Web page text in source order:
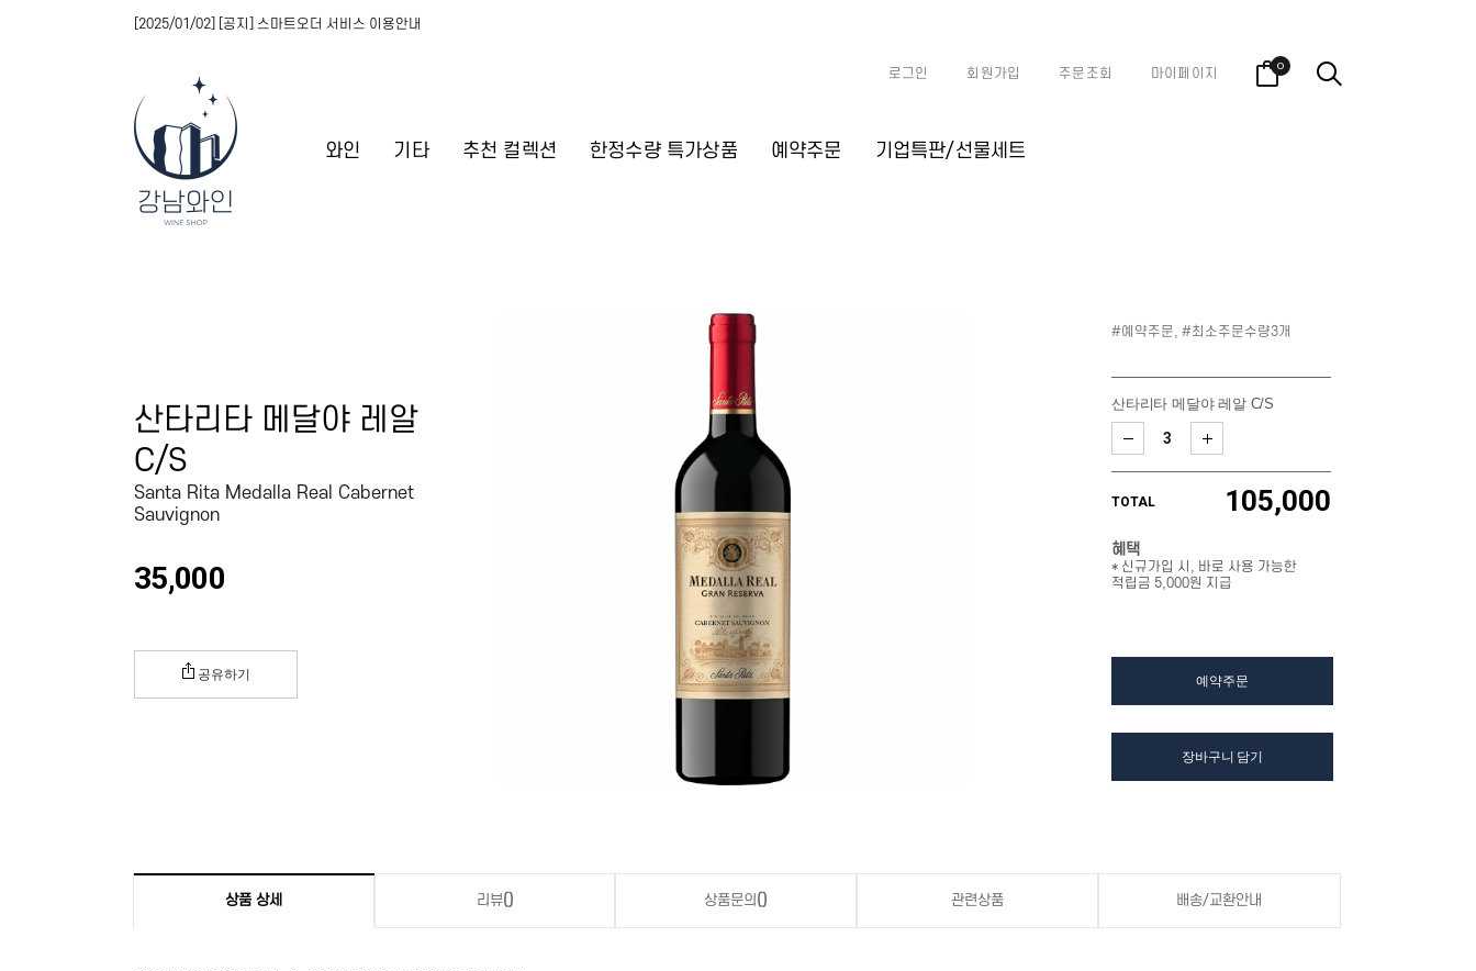
와인 기타 추천 컬렉션 한정수량 특가상품 예약주문 기업특판/선물세트
[2025/01/02] [공지] 스마트오더 서비스 이용안내
로그인 회원가입 주문조회 마이페이지 0
산타리타 메달야 레알
C/S
Santa Rita Medalla Real Cabernet
Sauvignon
35,000
공유하기
#예약주문, #최소주문수량3개
산타리타 메달야 레알 C/S
TOTAL 105,000
혜택
* 신규가입 시, 바로 사용 가능한
적립금 5,000원 지급
예약주문
장바구니 담기
상품 상세 리뷰() 상품문의 () 관련상품 배송/교환안내